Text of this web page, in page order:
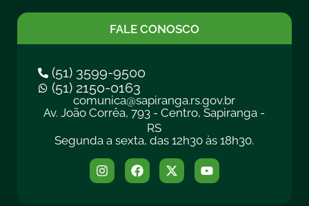
FALE CONOSCO
(51) 3599-9500
(51) 2150-0163
comunica@sapiranga.rs.gov.br
Av. João Corrêa, 793 - Centro, Sapiranga -
RS
Segunda a sexta, das 12h30 às 18h30.